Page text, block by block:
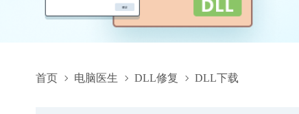
首页 电脑医生 DLL修复 DLL下载
Qt6MultimediaQuick.dll,Qt6MultimediaQuick.dll下载